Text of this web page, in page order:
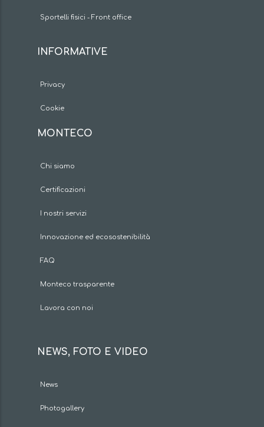
Sportelli fisici - Front office
INFORMATIVE
Privacy
Cookie
MONTECO
Chi siamo
Certificazioni
I nostri servizi
Innovazione ed ecosostenibilità
FAQ
Monteco trasparente
Lavora con noi
NEWS, FOTO E VIDEO
News
Photogallery